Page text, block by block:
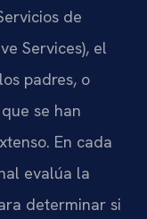
de
Services), el
padres, o
se han
En cada
evalúa la
determinar si